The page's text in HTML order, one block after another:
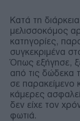
Κατά τη
μελισσοκόμος
κατηγορίες,
συγκεκριμένα
Όπως εξήγησε,
από τις δώδεκα
σε παρακείμενο
κάμερες
δεν είχε τον
φωτιά.